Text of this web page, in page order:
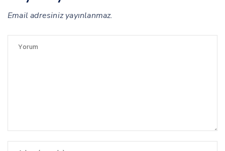
Email adresiniz yayınlanmaz.